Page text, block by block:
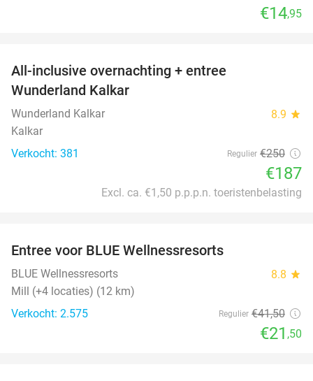
€14,95
All-inclusive overnachting + entree
Wunderland Kalkar
Wunderland Kalkar 8.9 star
Kalkar
Verkocht: 381
Regulier €250
€187
Excl. ca. €1,50 p.p.p.n. toeristenbelasting
Entree voor BLUE Wellnessresorts
BLUE Wellnessresorts 8.8 star
Mill (+4 locaties) (12 km)
Verkocht: 2.575
Regulier €41,50
€21 ,50